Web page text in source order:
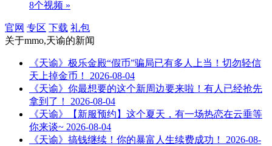
8个视频 »
官网 专区 下载 礼包
关于mmo,天谕的新闻
《天谕》极乐金殿“假币”骗局已有多人上当！切勿轻信
天上掉金币！
2026-08-04
《天谕》你最想要的这个新周边要来啦！有人已经抢先
拿到了！
2026-08-04
《天谕》【新服预约】这个夏天，有一场热恋在云垂等
你来谈~ 2026-08-04
《天谕》搞钱继续！你的暴富人生续费成功！
2026-08-